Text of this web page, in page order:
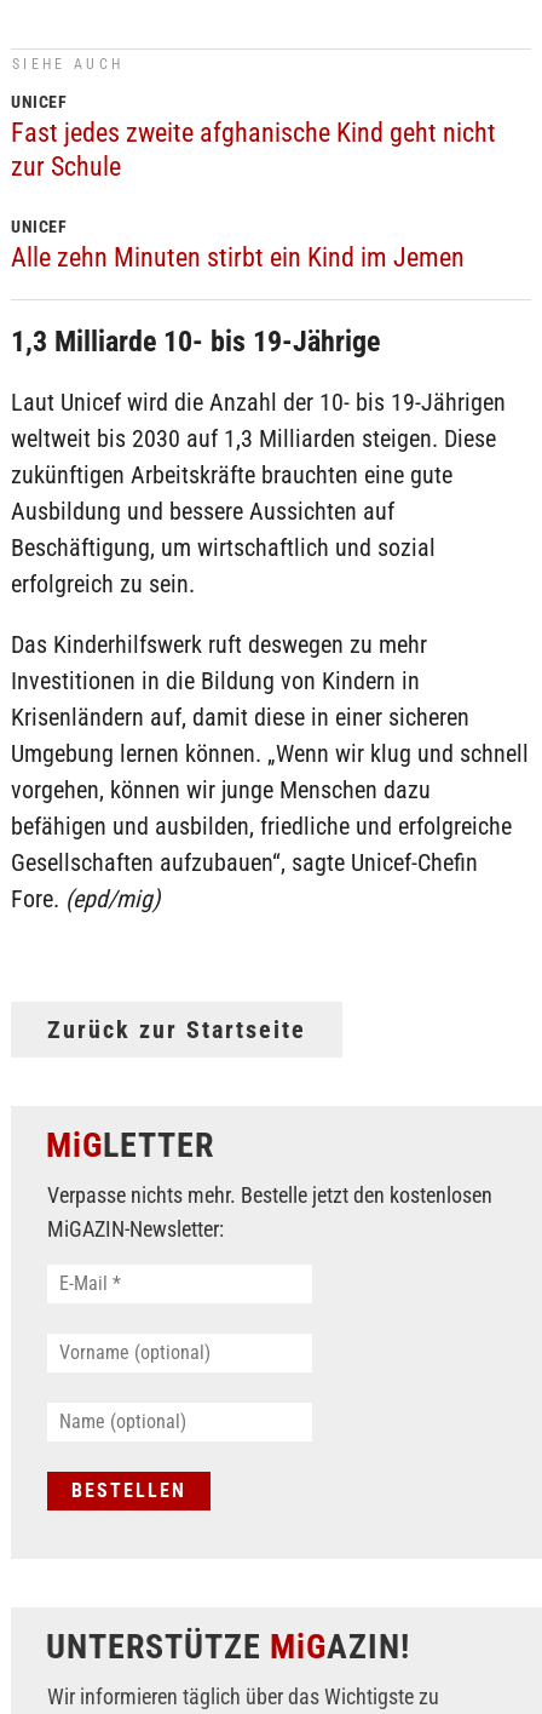
SIEHE AUCH
UNICEF
Fast jedes zweite afghanische Kind geht nicht
zur Schule
UNICEF
Alle zehn Minuten stirbt ein Kind im Jemen
1,3 Milliarde 10- bis 19-Jährige
Laut Unicef wird die Anzahl der 10- bis 19-Jährigen
weltweit bis 2030 auf 1,3 Milliarden steigen. Diese
zukünftigen Arbeitskräfte brauchten eine gute
Ausbildung und bessere Aussichten auf
Beschäftigung, um wirtschaftlich und sozial
erfolgreich zu sein.
Das Kinderhilfswerk ruft deswegen zu mehr
Investitionen in die Bildung von Kindern in
Krisenländern auf, damit diese in einer sicheren
Umgebung lernen können. „Wenn wir klug und schnell
vorgehen, können wir junge Menschen dazu
befähigen und ausbilden, friedliche und erfolgreiche
Gesellschaften aufzubauen“, sagte Unicef-Chefin
Fore. (epd/mig)
Zurück zur Startseite
MiGLETTER
Verpasse nichts mehr. Bestelle jetzt den kostenlosen
MiGAZIN-Newsletter:
UNTERSTÜTZE MiGAZIN!
Wir informieren täglich über das Wichtigste zu